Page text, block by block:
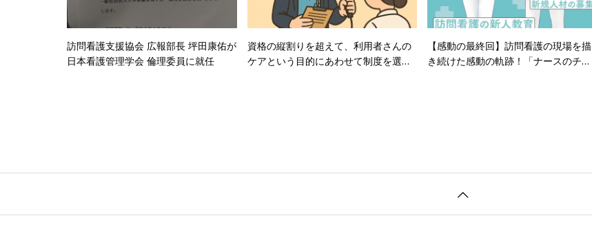
訪問看護支援協会 広報部長 坪田康佑が
日本看護管理学会 倫理委員に就任
資格の縦割りを超えて、利用者さんの
ケアという目的にあわせて制度を選択
【感動の最終回】訪問看護の現場を描
き続けた感動の軌跡！「ナースのチカ